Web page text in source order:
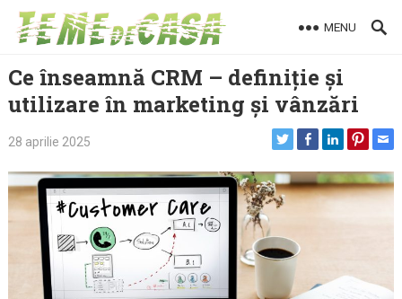
Skip
MENU
Ce înseamnă CRM – definiție și
utilizare în marketing și vânzări
28 aprilie 2025